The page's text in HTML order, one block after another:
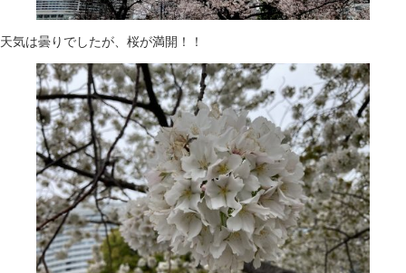
天気は曇りでしたが、桜が満開！！